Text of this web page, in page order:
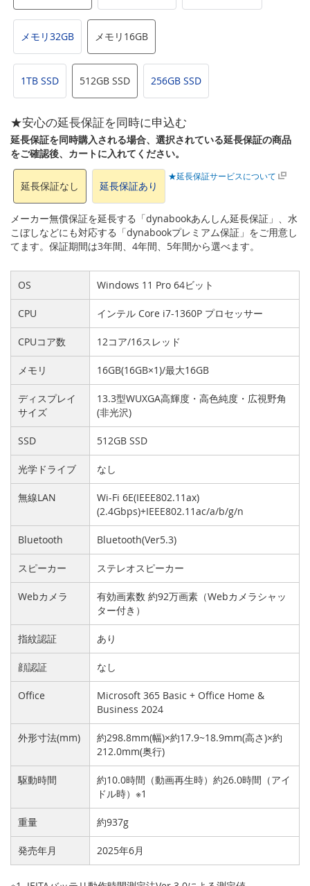
メモリ32GB メモリ16GB
1TB SSD 512GB SSD 256GB SSD
★安心の延長保証を同時に申込む
延長保証を同時購入される場合、選択されている延長保証の商品
をご確認後、カートに入れてください。
延長保証なし 延長保証あり
★延長保証サービスについて
メーカー無償保証を延長する「dynabookあんしん延長保証」、水
こぼしなどにも対応する「dynabookプレミアム保証」をご用意し
てます。保証期間は3年間、4年間、5年間から選べます。
OS Windows 11 Pro 64ビット
CPU インテル Core i7-1360P プロセッサー
CPUコア数 12コア/16スレッド
メモリ 16GB(16GB×1)/最大16GB
ディスプレイ
サイズ
13.3型WUXGA高輝度・高色純度・広視野角
(非光沢)
SSD 512GB SSD
光学ドライブ なし
無線LAN
Wi-Fi 6E(IEEE802.11ax)
(2.4Gbps)+IEEE802.11ac/a/b/g/n
Bluetooth Bluetooth(Ver5.3)
スピーカー ステレオスピーカー
Webカメラ
有効画素数 約92万画素（Webカメラシャッ
ター付き）
指紋認証 あり
顔認証 なし
Office
Microsoft 365 Basic + Office Home &
Business 2024
外形寸法(mm)
約298.8mm(幅)×約17.9~18.9mm(高さ)×約
212.0mm(奥行)
駆動時間
約10.0時間（動画再生時）約26.0時間（アイ
ドル時）※1
重量 約937g
発売年月 2025年6月